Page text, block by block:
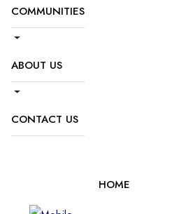
COMMUNITIES
ABOUT US
CONTACT US
HOME